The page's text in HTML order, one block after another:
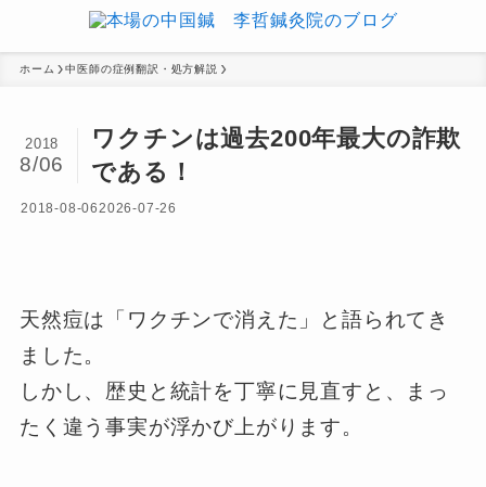
ホーム 中医師の症例翻訳・処方解説
ワクチンは過去200年最大の詐欺
である！
2018
8/06
2018-08-062026-07-26
天然痘は「ワクチンで消えた」と語られてき
ました。
しかし、歴史と統計を丁寧に見直すと、まっ
たく違う事実が浮かび上がります。